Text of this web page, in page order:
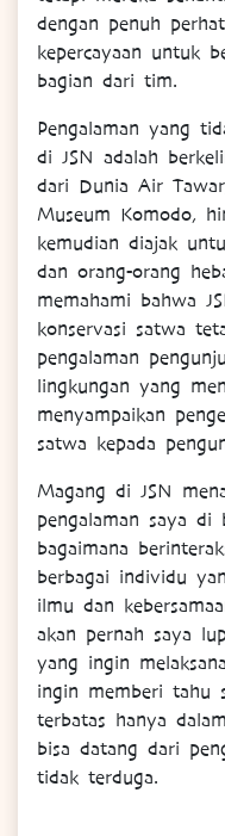
dengan penuh
kepercayaan untuk
bagian dari tim.
Pengalaman yang
di JSN adalah
dari Dunia Air
Museum Komodo,
kemudian diajak
dan orang-orang
memahami bahwa
konservasi satwa
pengalaman
lingkungan yang
menyampaikan
satwa kepada
Magang di JSN
pengalaman saya di
bagaimana
berbagai individu
ilmu dan
akan pernah saya
yang ingin
ingin memberi tahu
terbatas hanya
bisa datang dari
tidak terduga.